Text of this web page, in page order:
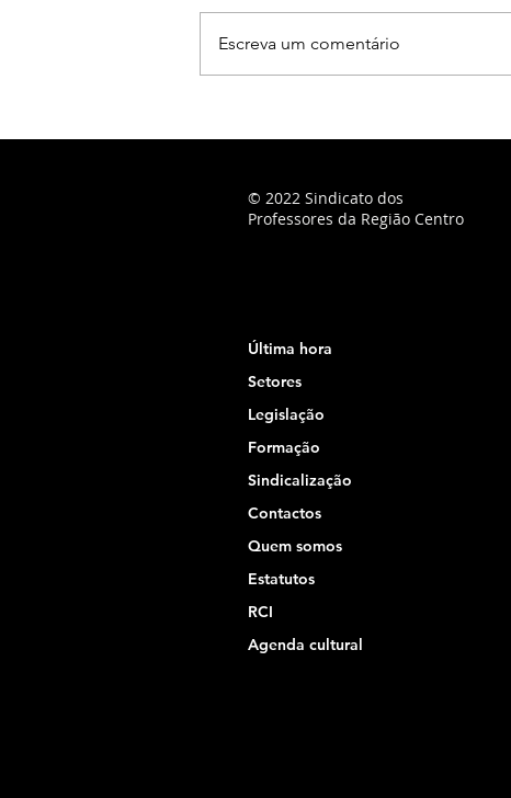
Escreva um comentário
© 2022 Sindicato dos
Professores da Região Centro
Última hora
Setores
Legislação
Formação
Sindicalização
Contactos
Quem somos
Estatutos
RCI
Agenda cultural